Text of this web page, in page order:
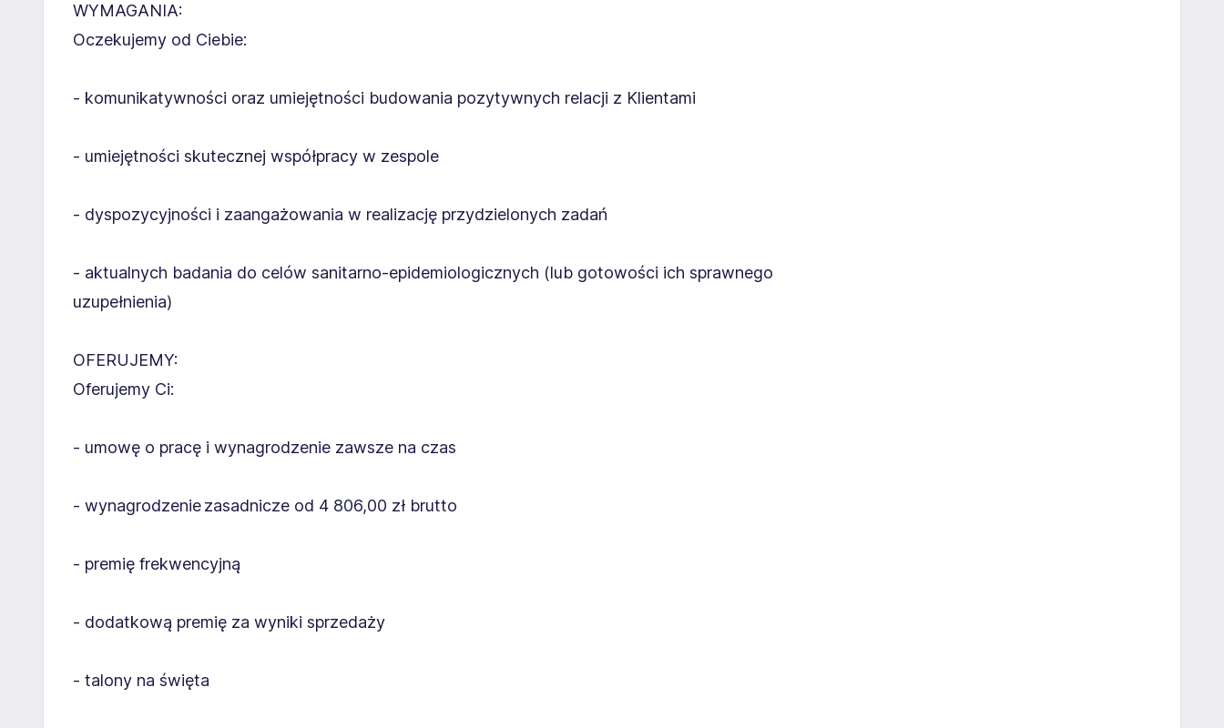
WYMAGANIA:
Oczekujemy od Ciebie:
- komunikatywności oraz umiejętności budowania pozytywnych relacji z Klientami
- umiejętności skutecznej współpracy w zespole
- dyspozycyjności i zaangażowania w realizację przydzielonych zadań
- aktualnych badania do celów sanitarno-epidemiologicznych (lub gotowości ich sprawnego
uzupełnienia)
OFERUJEMY:
Oferujemy Ci:
- umowę o pracę i wynagrodzenie zawsze na czas
- wynagrodzenie zasadnicze od 4 806,00 zł brutto
- premię frekwencyjną
- dodatkową premię za wyniki sprzedaży
- talony na święta